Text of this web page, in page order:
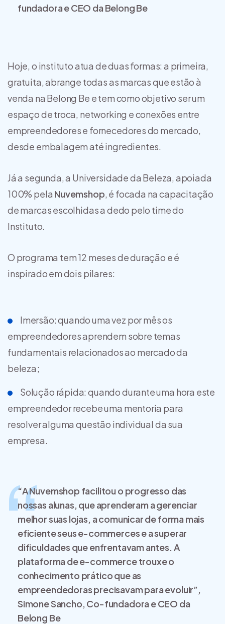
fundadora e CEO da Belong Be
Hoje, o instituto atua de duas formas: a primeira,
gratuita, abrange todas as marcas que estão à
venda na Belong Be e tem como objetivo ser um
espaço de troca, networking e conexões entre
empreendedores e fornecedores do mercado,
desde embalagem até ingredientes.
Já a segunda, a Universidade da Beleza, apoiada
100% pela Nuvemshop, é focada na capacitação
de marcas escolhidas a dedo pelo time do
Instituto.
O programa tem 12 meses de duração e é
inspirado em dois pilares:
Imersão: quando uma vez por mês os
empreendedores aprendem sobre temas
fundamentais relacionados ao mercado da
beleza;
Solução rápida: quando durante uma hora este
empreendedor recebe uma mentoria para
resolver alguma questão individual da sua
empresa.
“ANuvemshop facilitou o progresso das
nossas alunas, que aprenderam a gerenciar
melhor suas lojas, a comunicar de forma mais
eficiente seus e-commerces e a superar
dificuldades que enfrentavam antes. A
plataforma de e-commerce trouxe o
conhecimento prático que as
empreendedoras precisavam para evoluir”,
Simone Sancho, Co-fundadora e CEO da
Belong Be